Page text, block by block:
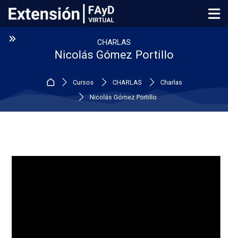
Skip to login form
Salta al contenido principal
CHARLAS
Nicolás Gómez Portillo
Página Principal
Cursos CHARLAS
Charlas
Nicolás Gómez Portillo